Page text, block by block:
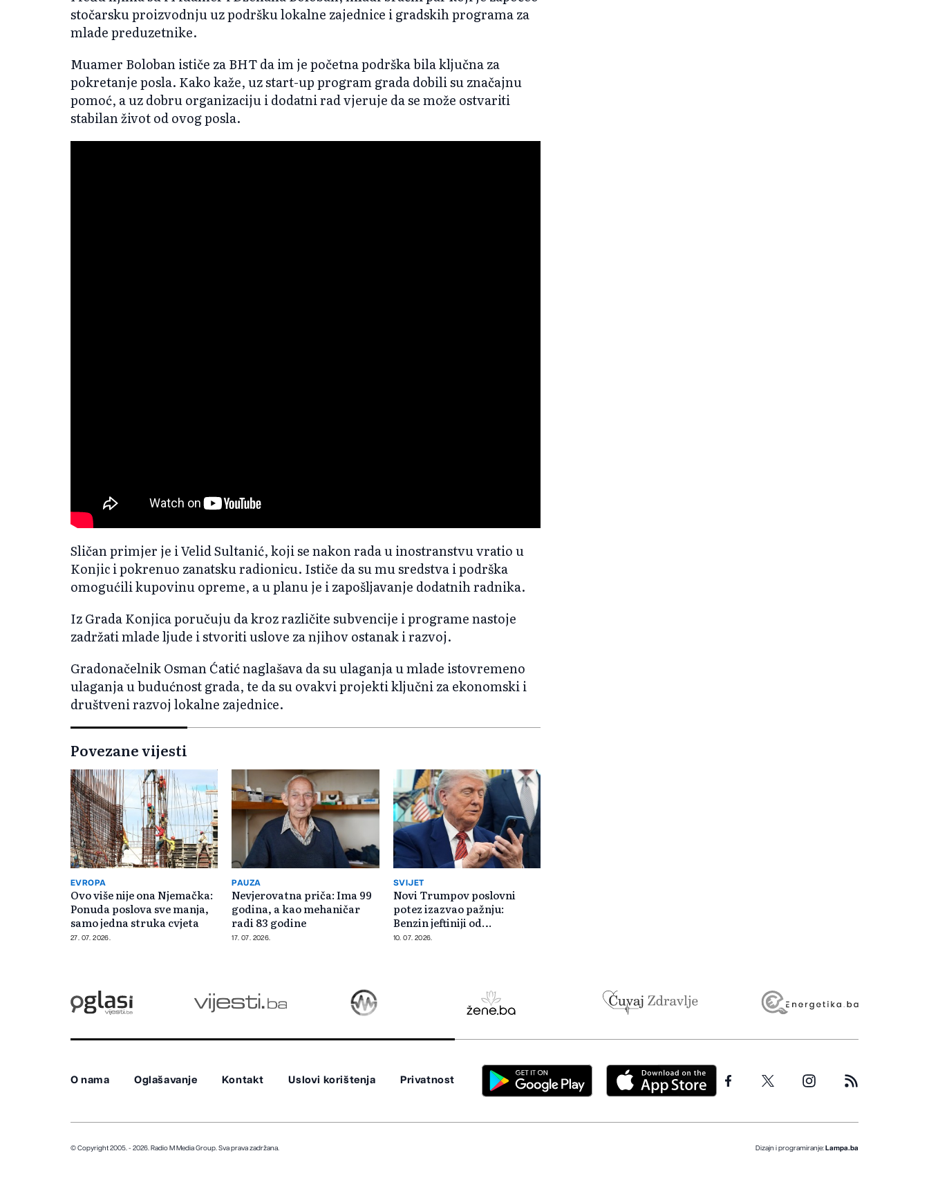
stočarsku proizvodnju uz podršku lokalne zajednice i gradskih programa za
mlade preduzetnike.
Muamer Boloban ističe za BHT da im je početna podrška bila ključna za
pokretanje posla. Kako kaže, uz start-up program grada dobili su značajnu
pomoć, a uz dobru organizaciju i dodatni rad vjeruje da se može ostvariti
stabilan život od ovog posla.
Sličan primjer je i Velid Sultanić, koji se nakon rada u inostranstvu vratio u
Konjic i pokrenuo zanatsku radionicu. Ističe da su mu sredstva i podrška
omogućili kupovinu opreme, a u planu je i zapošljavanje dodatnih radnika.
Iz Grada Konjica poručuju da kroz različite subvencije i programe nastoje
zadržati mlade ljude i stvoriti uslove za njihov ostanak i razvoj.
Gradonačelnik Osman Ćatić naglašava da su ulaganja u mlade istovremeno
ulaganja u budućnost grada, te da su ovakvi projekti ključni za ekonomski i
društveni razvoj lokalne zajednice.
Povezane vijesti
EVROPA
Ovo više nije ona Njemačka:
Ponuda poslova sve manja,
samo jedna struka cvjeta
27. 07. 2026.
PAUZA
Nevjerovatna priča: Ima 99
godina, a kao mehaničar
radi 83 godine
17. 07. 2026.
SVIJET
Novi Trumpov poslovni
potez izazvao pažnju:
Benzin jeftiniji od
konkurencije
10. 07. 2026.
O nama Oglašavanje Kontakt Uslovi korištenja Privatnost
© Copyright 2005. - 2026. Radio M Media Group. Sva prava zadržana. Dizajn i programiranje: Lampa.ba